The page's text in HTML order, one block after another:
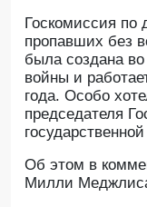
Госкомиссия по
пропавших без
была создана
войны и
года. Особо
председателя
Об этом в
Милли